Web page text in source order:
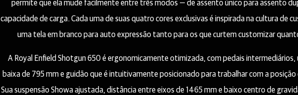
permite que ela mude facilmente entre três modos — de assento único para assento
capacidade de carga. Cada uma de suas quatro cores exclusivas é inspirada na cultura de
uma tela em branco para auto expressão tanto para os que curtem customizar
A Royal Enfield Shotgun 650 é ergonomicamente otimizada, com pedais intermediários,
baixa de 795 mm e guidão que é intuitivamente posicionado para trabalhar com a
Sua suspensão Showa ajustada, distância entre eixos de 1465 mm e baixo centro de